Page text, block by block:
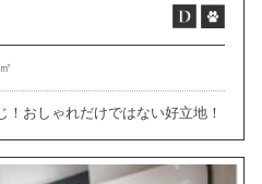
おしゃれだけではない好立地！